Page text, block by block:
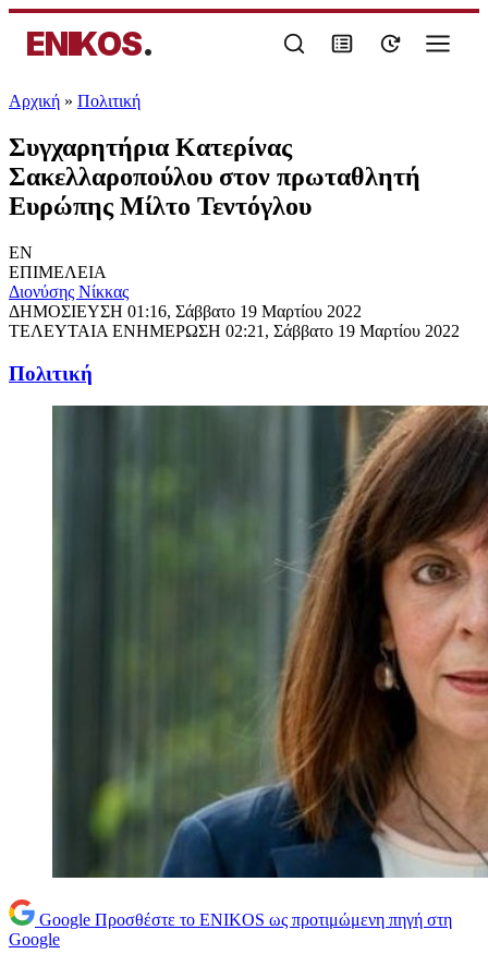
ENIKOS.
Αρχική » Πολιτική
Συγχαρητήρια Κατερίνας
Σακελλαροπούλου στον πρωταθλητή
Ευρώπης Μίλτο Τεντόγλου
EN
ΕΠΙΜΕΛΕΙΑ
Διονύσης Νίκκας
ΔΗΜΟΣΙΕΥΣΗ 01:16, Σάββατο 19 Μαρτίου 2022
ΤΕΛΕΥΤΑΙΑ ΕΝΗΜΕΡΩΣΗ 02:21, Σάββατο 19 Μαρτίου 2022
Πολιτική
Google Προσθέστε το ENIKOS ως προτιμώμενη πηγή στη
Google